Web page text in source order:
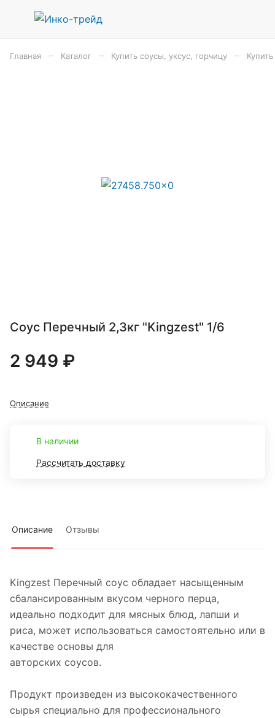
Главная Каталог Купить соусы, уксус, горчицу
Соус Перечный 2,3кг "Kingzest" 1/6
2 949 ₽
Описание
В наличии
Рассчитать доставку
Описание Отзывы
Kingzest Перечный соус обладает насыщенным
сбалансированным вкусом черного перца,
идеально подходит для мясных блюд, лапши и
риса, может использоваться самостоятельно или в
качестве основы для
авторских соусов.
Продукт произведен из высококачественного
сырья специально для профессионального